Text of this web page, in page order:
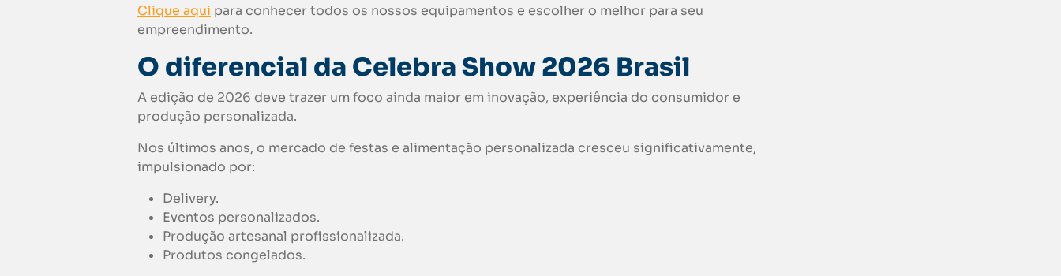
Clique aqui para conhecer todos os nossos equipamentos e escolher o melhor para seu
empreendimento.
O diferencial da Celebra Show 2026 Brasil
A edição de 2026 deve trazer um foco ainda maior em inovação, experiência do consumidor e
produção personalizada.
Nos últimos anos, o mercado de festas e alimentação personalizada cresceu significativamente,
impulsionado por:
Delivery.
Eventos personalizados.
Produção artesanal profissionalizada.
Produtos congelados.